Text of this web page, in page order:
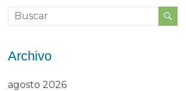
Archivo
agosto 2026